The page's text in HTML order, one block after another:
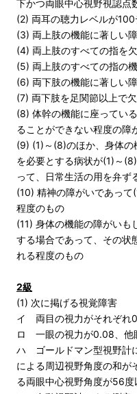
下かつ両眼中心視野視認点
(2) 両耳の聴力レベルが
(3) 両上肢の機能に著しい
(4) 両上肢のすべての指を
(5) 両上肢のすべての指の
(6) 両下肢の機能に著しい
(7) 両下肢を足関節以上で
(8) 体幹の機能に座ってい
ることができない程度の障
(9) (1)～(8)のほか、身体
を必要とする病状が(1)～
って、日常生活の用を弁ず
(10) 精神の障がいであっ
程度のもの
(11) 身体の機能の障がいも
する場合であって、その状
れる程度のもの
2級
(1) 次に掲げる視覚障害
イ 両目の視力がそれぞれ
ロ 一眼の視力が0.08、他
ハ ゴールドマン型視野計
による周辺視野角度の和が
る両眼中心視野角度が56度